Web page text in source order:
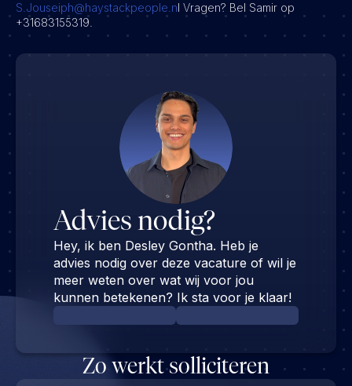
S.Jouseiph@haystackpeople.nl Vragen? Bel Samir op
+31683155319.
Advies nodig?
Hey, ik ben Desley Gontha. Heb je
advies nodig over deze vacature of wil je
meer weten over wat wij voor jou
kunnen betekenen? Ik sta voor je klaar!
Zo werkt solliciteren